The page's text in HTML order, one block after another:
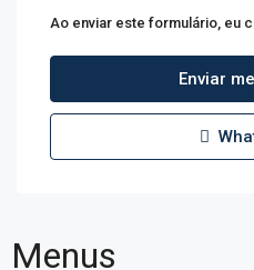
Ao enviar este formulário, eu
Enviar
Menus